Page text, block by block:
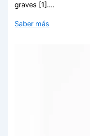
graves [1].…
Saber más